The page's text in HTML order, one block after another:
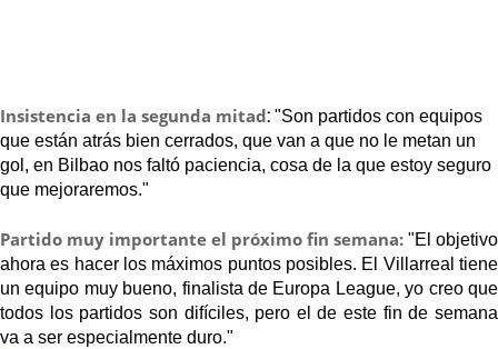
Insistencia en la segunda mitad: "Son partidos con equipos
que están atrás bien cerrados, que van a que no le metan un
gol, en Bilbao nos faltó paciencia, cosa de la que estoy seguro
que mejoraremos."
Partido muy importante el próximo fin semana: "El objetivo
ahora es hacer los máximos puntos posibles. El Villarreal tiene
un equipo muy bueno, finalista de Europa League, yo creo que
todos los partidos son difíciles, pero el de este fin de semana
va a ser especialmente duro."